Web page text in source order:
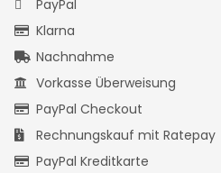
PayPal
Klarna
Nachnahme
Vorkasse Überweisung
PayPal Checkout
Rechnungskauf mit Ratepay
PayPal Kreditkarte